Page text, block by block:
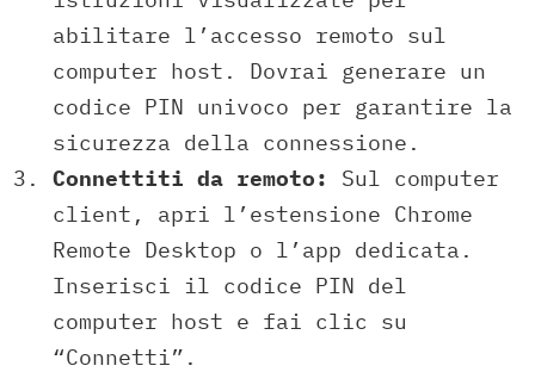
abilitare l’accesso remoto sul
computer host. Dovrai generare un
codice PIN univoco per garantire la
sicurezza della connessione.
Connettiti da remoto:
Sul computer
client, apri l’estensione Chrome
Remote Desktop o l’app dedicata.
Inserisci il codice PIN del
computer host e fai clic su
“Connetti”.